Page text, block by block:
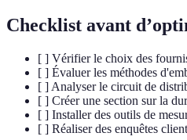
Checklist avant
[ ] Vérifier le choix des
[ ] Évaluer les méthodes
[ ] Analyser le circuit de
[ ] Créer une section sur la
[ ] Installer des outils de
[ ] Réaliser des enquêtes